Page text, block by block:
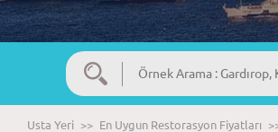
Usta Yeri >> En Uygun Restorasyon Fiyatları